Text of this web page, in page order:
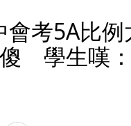
會考5A比
學生嘆